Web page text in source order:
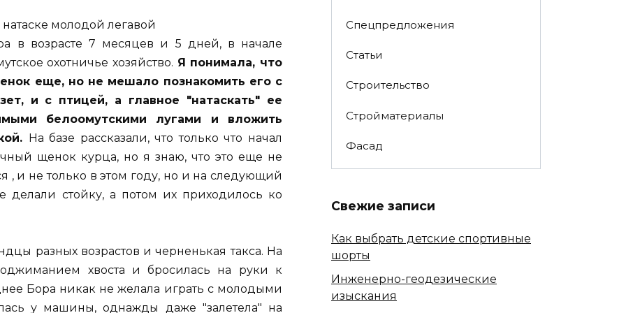
в возрасте 7 месяцев и 5 дней, в начале
охотничье хозяйство. Я понимала, что
еще, но не мешало познакомить его с
и с птицей, а главное "натаскать" ее
белоомутскими лугами и вложить
На базе рассказали, что только что начал
щенок курца, но я знаю, что это еще не
, и не только в этом году, но и на следующий
делали стойку, а потом их приходилось ко
разных возрастов и черненькая такса. На
хвоста и бросилась на руки к
Бора никак не желала играть с молодыми
у машины, однажды даже "залетела" на
Спецпредложения
Статьи
Строительство
Стройматериалы
Фасад
Свежие записи
Как выбрать детские спортивные
шорты
Инженерно-геодезические
изыскания